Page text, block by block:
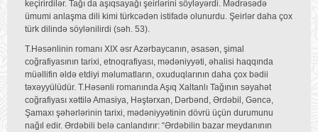
keçirirdilər. Tağı da aşıqsayağı şeirlərini söyləyərdi. Mədrəsədə
ümumi anlaşma dili kimi türkcədən istifadə olunurdu. Şeirlər daha çox
türk dilində söylənilirdi (səh. 53).
T.Həsənlinin romanı XIX əsr Azərbaycanın, əsasən, şimal
coğrafiyasının tarixi, etnoqrafiyası, mədəniyyəti, əhalisi haqqında
müəllifin əldə etdiyi məlumatların, oxuduqlarının daha çox bədii
təxəyyülüdür. T.Həsənli romanında Aşıq Xaltanlı Tağının səyahət
coğrafiyası xəttilə Amasiya, Həştərxan, Dərbənd, Ərdəbil, Gəncə,
Şamaxı şəhərlərinin tarixi, mədəniyyətinin dövrü üçün durumunu
nağıl edir. Ərdəbili belə canlandırır: “Ərdəbilin bazar meydanının